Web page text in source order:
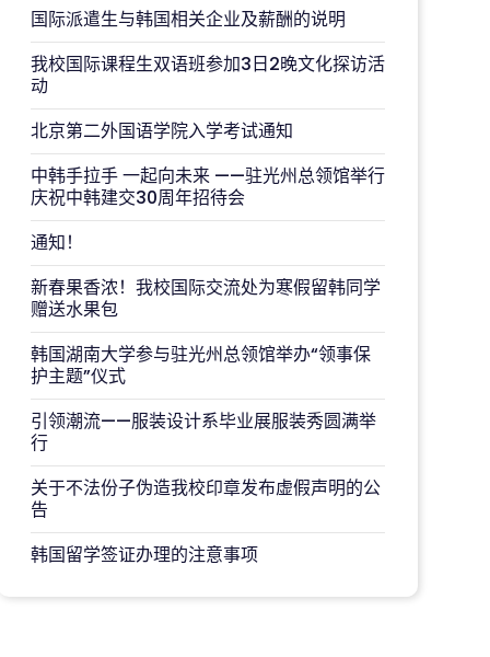
国际派遣生与韩国相关企业及薪酬的说明
我校国际课程生双语班参加3日2晚文化探访活
动
北京第二外国语学院入学考试通知
中韩手拉手 一起向未来 ——驻光州总领馆举行
庆祝中韩建交30周年招待会
通知！
新春果香浓！我校国际交流处为寒假留韩同学
赠送水果包
韩国湖南大学参与驻光州总领馆举办“领事保
护主题”仪式
引领潮流——服装设计系毕业展服装秀圆满举
行
关于不法份子伪造我校印章发布虚假声明的公
告
韩国留学签证办理的注意事项